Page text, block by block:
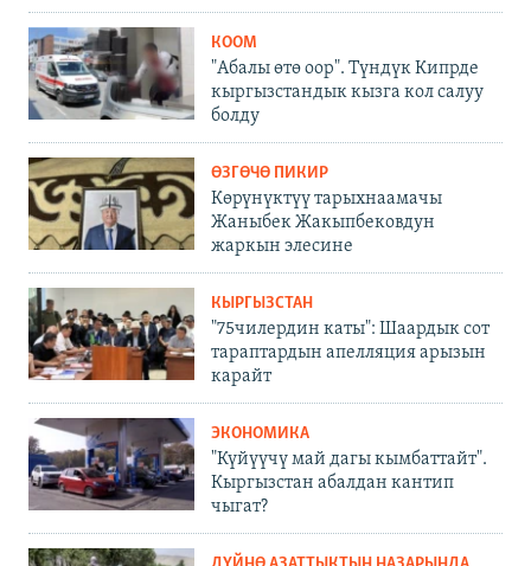
КООМ
"Абалы өтө оор". Түндүк Кипрде
кыргызстандык кызга кол салуу
болду
ӨЗГӨЧӨ ПИКИР
Көрүнүктүү тарыхнаамачы
Жаныбек Жакыпбековдун
жаркын элесине
КЫРГЫЗСТАН
"75чилердин каты": Шаардык сот
тараптардын апелляция арызын
карайт
ЭКОНОМИКА
"Күйүүчү май дагы кымбаттайт".
Кыргызстан абалдан кантип
чыгат?